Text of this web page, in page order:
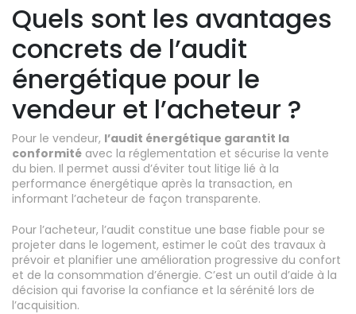
Quels sont les avantages
concrets de l’audit
énergétique pour le
vendeur et l’acheteur ?
Pour le vendeur, l’audit énergétique garantit la
conformité avec la réglementation et sécurise la vente
du bien. Il permet aussi d’éviter tout litige lié à la
performance énergétique après la transaction, en
informant l’acheteur de façon transparente.
Pour l’acheteur, l’audit constitue une base fiable pour se
projeter dans le logement, estimer le coût des travaux à
prévoir et planifier une amélioration progressive du confort
et de la consommation d’énergie. C’est un outil d’aide à la
décision qui favorise la confiance et la sérénité lors de
l’acquisition.